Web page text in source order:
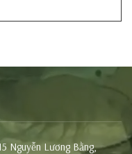
Nguyễn Lương Bằng,